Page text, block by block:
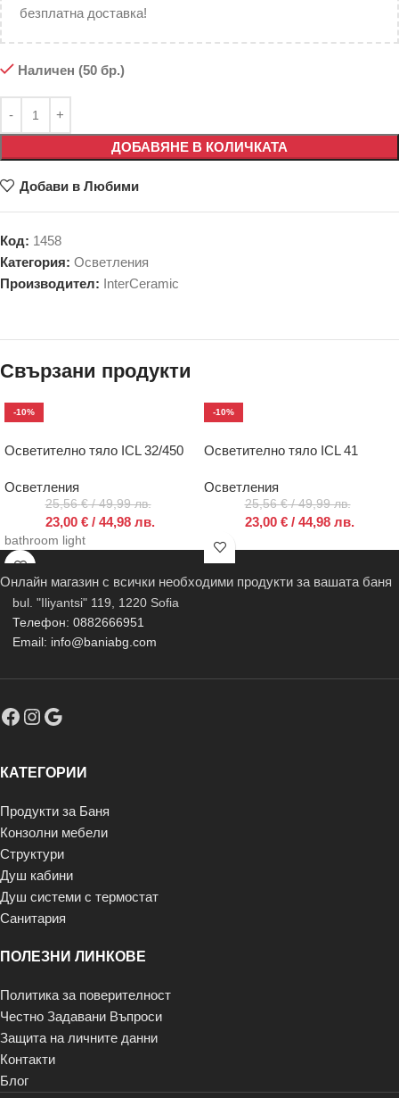
безплатна доставка!
Наличен (50 бр.)
ДОБАВЯНЕ В КОЛИЧКАТА
Добави в Любими
Код: 1458
Категория: Осветления
Производител: InterCeramic
Свързани продукти
-10%
Осветително тяло ICL 32/450
Осветления
25,56€/ 49,99 лв.
23,00 €/ 44,98 лв.
bathroom light
-10%
Осветително тяло ICL 41
Осветления
25,56€/ 49,99 лв.
23,00 €/ 44,98 лв.
Онлайн магазин с всички необходими продукти за вашата баня
bul. "Iliyantsi" 119, 1220 Sofia
Телефон: 0882666951
Email: info@baniabg.com
КАТЕГОРИИ
Продукти за Баня
Конзолни мебели
Структури
Душ кабини
Душ системи с термостат
Санитария
ПОЛЕЗНИ ЛИНКОВЕ
Политика за поверителност
Честно Задавани Въпроси
Защита на личните данни
Контакти
Блог